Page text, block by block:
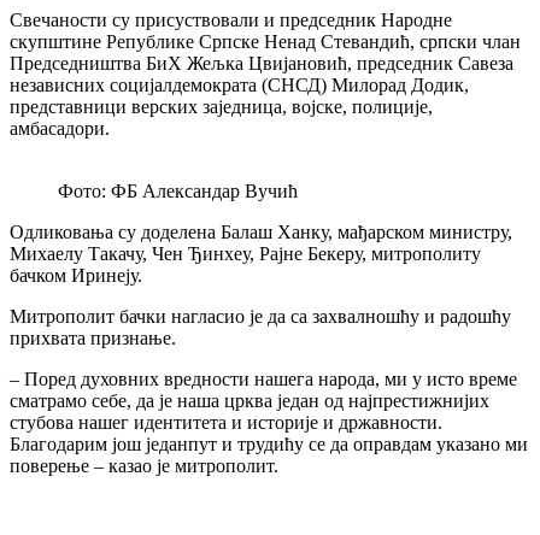
Свечаности су присуствовали и председник Народне
скупштине Републике Српске Ненад Стевандић, српски члан
Председништва БиХ Жељка Цвијановић, председник Савеза
независних социјалдемократа (СНСД) Милорад Додик,
представници верских заједница, војске, полиције,
амбасадори.
Фото: ФБ Александар Вучић
Одликовања су доделена Балаш Ханку, мађарском министру,
Михаелу Такачу, Чен Ђинхеу, Рајне Бекеру, митрополиту
бачком Иринеју.
Митрополит бачки нагласио је да са захвалношћу и радошћу
прихвата признање.
– Поред духовних вредности нашега народа, ми у исто време
сматрамо себе, да је наша црква један од најпрестижнијих
стубова нашег идентитета и историје и државности.
Благодарим још једанпут и трудићу се да оправдам указано ми
поверење – казао је митрополит.